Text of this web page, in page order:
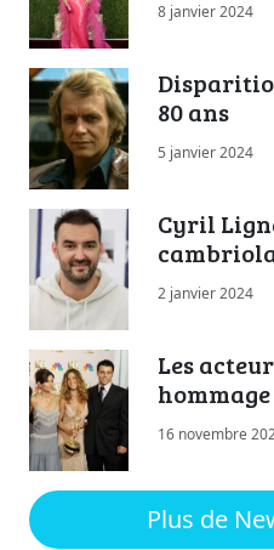
8 janvier 2024
80 ans
5 janvier 2024
Cyril
2 janvier 2024
Les
16 novembre
Plus de